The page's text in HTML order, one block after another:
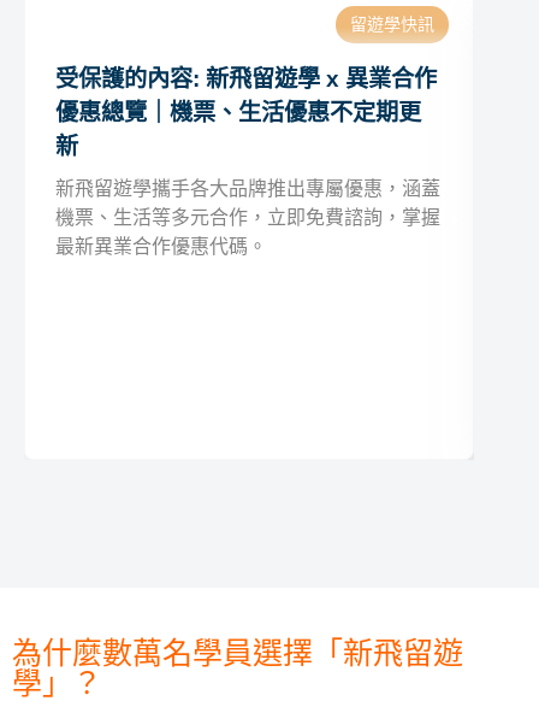
留遊學快訊
受保護的內容: 新飛留遊學 x 異業合作
優惠總覽｜機票、生活優惠不定期更
新
新飛留遊學攜手各大品牌推出專屬優惠，涵蓋
機票、生活等多元合作，立即免費諮詢，掌握
最新異業合作優惠代碼。
為什麼數萬名學員選擇「新飛留遊
學」？